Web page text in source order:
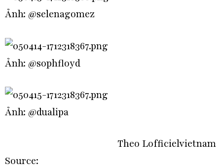
Ảnh: @selenagomez
Ảnh: @sophfloyd
Ảnh: @dualipa
Theo Lofficielvietnam
Source: